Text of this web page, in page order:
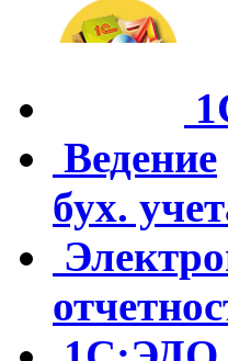
Ведение
бух.